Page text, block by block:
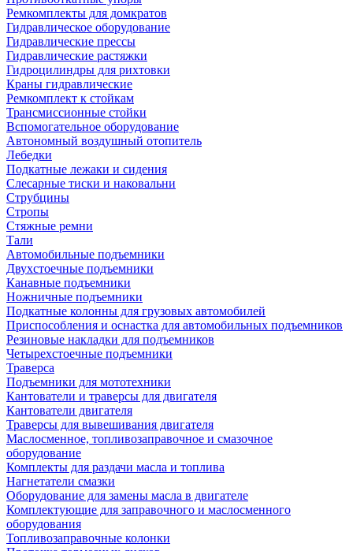
Ремкомплекты для домкратов
Гидравлическое оборудование
Гидравлические прессы
Гидравлические растяжки
Гидроцилиндры для рихтовки
Краны гидравлические
Ремкомплект к стойкам
Трансмиссионные стойки
Вспомогательное оборудование
Автономный воздушный отопитель
Лебедки
Подкатные лежаки и сидения
Слесарные тиски и наковальни
Струбцины
Стропы
Стяжные ремни
Тали
Автомобильные подъемники
Двухстоечные подъемники
Канавные подъемники
Ножничные подъемники
Подкатные колонны для грузовых автомобилей
Приспособления и оснастка для автомобильных подъемников
Резиновые накладки для подъемников
Четырехстоечные подъемники
Траверса
Подъемники для мототехники
Кантователи и траверсы для двигателя
Кантователи двигателя
Траверсы для вывешивания двигателя
Маслосменное, топливозаправочное и смазочное
оборудование
Комплекты для раздачи масла и топлива
Нагнетатели смазки
Оборудование для замены масла в двигателе
Комплектующие для заправочного и маслосменного
оборудования
Топливозаправочные колонки